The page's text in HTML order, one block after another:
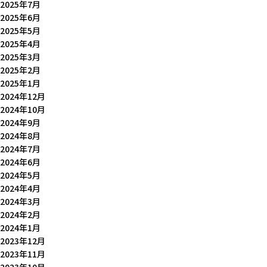
2025年7月
2025年6月
2025年5月
2025年4月
2025年3月
2025年2月
2025年1月
2024年12月
2024年10月
2024年9月
2024年8月
2024年7月
2024年6月
2024年5月
2024年4月
2024年3月
2024年2月
2024年1月
2023年12月
2023年11月